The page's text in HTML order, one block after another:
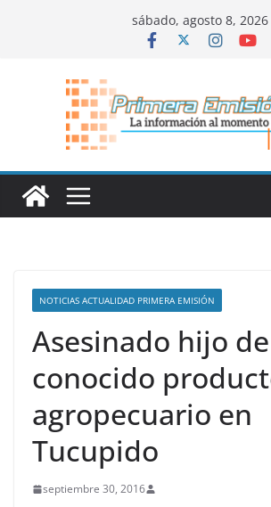
sábado, agosto 8, 2026
NOTICIAS ACTUALIDAD PRIMERA EMISIÓN
Asesinado hijo de
conocido
agropecuario en
Tucupido
septiembre 30, 2016